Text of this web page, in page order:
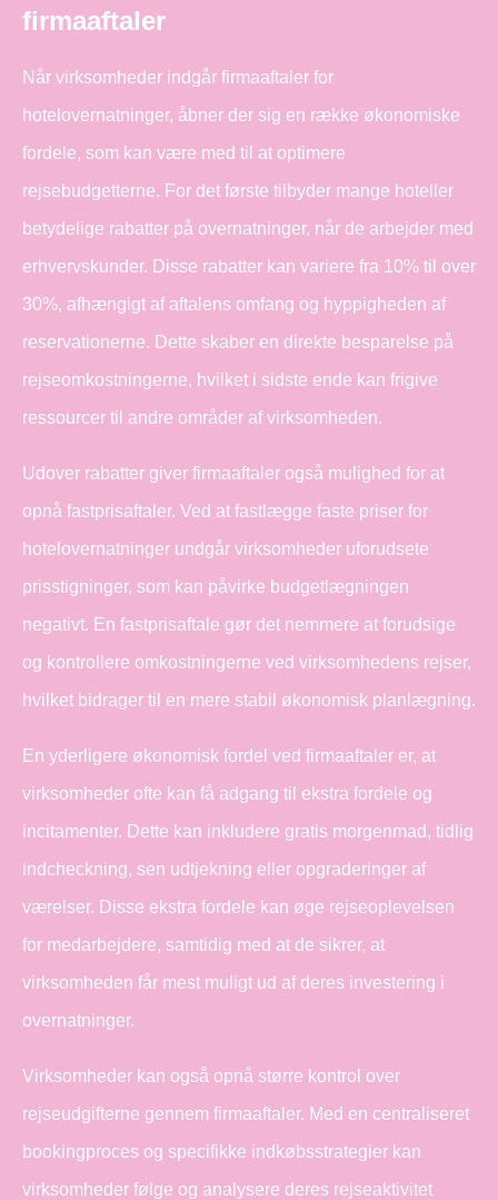
firmaaftaler
Når virksomheder indgår firmaaftaler for
hotelovernatninger, åbner der sig en række økonomiske
fordele, som kan være med til at optimere
rejsebudgetterne. For det første tilbyder mange hoteller
betydelige rabatter på overnatninger, når de arbejder med
erhvervskunder. Disse rabatter kan variere fra 10% til over
30%, afhængigt af aftalens omfang og hyppigheden af
reservationerne. Dette skaber en direkte besparelse på
rejseomkostningerne, hvilket i sidste ende kan frigive
ressourcer til andre områder af virksomheden.
Udover rabatter giver firmaaftaler også mulighed for at
opnå fastprisaftaler. Ved at fastlægge faste priser for
hotelovernatninger undgår virksomheder uforudsete
prisstigninger, som kan påvirke budgetlægningen
negativt. En fastprisaftale gør det nemmere at forudsige
og kontrollere omkostningerne ved virksomhedens rejser,
hvilket bidrager til en mere stabil økonomisk planlægning.
En yderligere økonomisk fordel ved firmaaftaler er, at
virksomheder ofte kan få adgang til ekstra fordele og
incitamenter. Dette kan inkludere gratis morgenmad, tidlig
indcheckning, sen udtjekning eller opgraderinger af
værelser. Disse ekstra fordele kan øge rejseoplevelsen
for medarbejdere, samtidig med at de sikrer, at
virksomheden får mest muligt ud af deres investering i
overnatninger.
Virksomheder kan også opnå større kontrol over
rejseudgifterne gennem firmaaftaler. Med en centraliseret
bookingproces og specifikke indkøbsstrategier kan
virksomheder følge og analysere deres rejseaktivitet